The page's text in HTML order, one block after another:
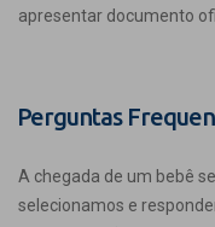
apresentar documento
Perguntas
A chegada de um bebê
selecionamos e